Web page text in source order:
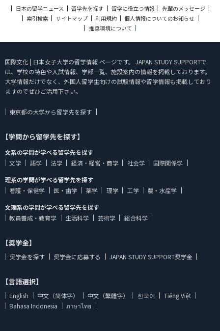
日本の留学ニュース 留学先を探す 留学に役立つ情報
先輩のメッセージ
索引検索
サイトマップ 利用規約
個人情報についてのお知らせ
推奨環境について
国際文化 | 日本女子大学の留学情報 ページです。 JAPAN STUDY SUPPORTで
は、学校の特色や入試情報、学部一覧、施設案内の情報を掲載しております。
大学情報だけでなく、外国人留学生向けの試験情報や留学情報も掲載しており
ますのでぜひご活用下さい。
東京都の大学から留学先を探す
【学問から留学先を探す】
文系の学問が学べる留学先を探す
文学
語学 法学 経済・経営・商学 社会学
国際関係学
理系の学問が学べる留学先を探す
看護・保健学
医・歯学 薬学 理学 工学
農・水産学
文理系の学問が学べる留学先を探す
教員養成・教育学
生活科学 芸術学 総合科学
【奨学金】
奨学金を探す 奨学金に応募する JAPAN STUDY SUPPORT奨学金
【言語選択】
English 中文（简体字） 中文（繁體字） 한국어
Tiếng Việt
Bahasa Indonesia
ภาษาไทย